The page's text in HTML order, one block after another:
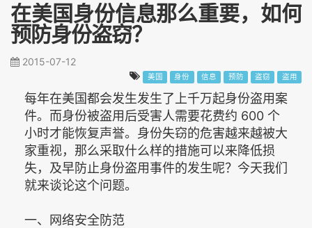
在美国身份信息那么重要，如何
预防身份盗窃？
2015-07-12
美国 身份 信息 预防 盗窃 盗用
每年在美国都会发生发生了上千万起身份盗用案
件。而身份被盗用后受害人需要花费约 600 个
小时才能恢复声誉。身份失窃的危害越来越被大
家重视，那么采取什么样的措施可以来降低损
失，及早防止身份盗用事件的发生呢？今天我们
就来谈论这个问题。
一、网络安全防范